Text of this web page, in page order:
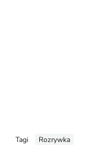
Tagi Rozrywka